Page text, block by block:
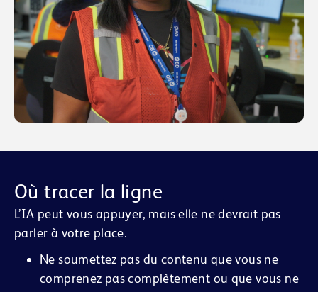
Où tracer la ligne
L’IA peut vous appuyer, mais elle ne devrait pas
parler à votre place.
Ne soumettez pas du contenu que vous ne
comprenez pas complètement ou que vous ne